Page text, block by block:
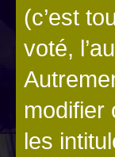
(c’est
voté,
modifier
les